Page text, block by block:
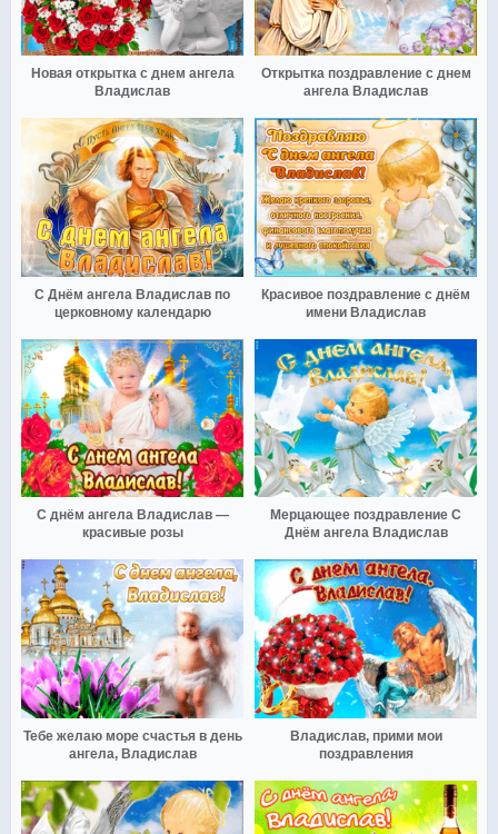
Новая открытка с днем ангела
Владислав
Открытка поздравление с днем
ангела Владислав
С Днём ангела Владислав по
церковному календарю
Красивое поздравление с днём
имени Владислав
С днём ангела Владислав —
красивые розы
Мерцающее поздравление С
Днём ангела Владислав
Тебе желаю море счастья в день
ангела, Владислав
Владислав, прими мои
поздравления